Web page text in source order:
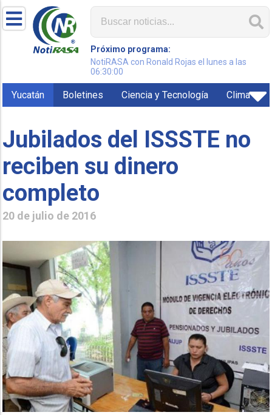
Próximo programa:
NotiRASA con Ronald Rojas el lunes a las
06:30:00
Yucatán Boletines Ciencia y Tecnología Clima
Jubilados del ISSSTE no
reciben su dinero
completo
20 de julio de 2016